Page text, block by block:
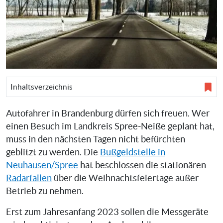
Inhaltsverzeichnis
Autofahrer in Brandenburg dürfen sich freuen. Wer
einen Besuch im Landkreis Spree-Neiße geplant hat,
muss in den nächsten Tagen nicht befürchten
geblitzt zu werden. Die Bußgeldstelle in
Neuhausen/Spree hat beschlossen die stationären
Radarfallen über die Weihnachtsfeiertage außer
Betrieb zu nehmen.
Erst zum Jahresanfang 2023 sollen die Messgeräte